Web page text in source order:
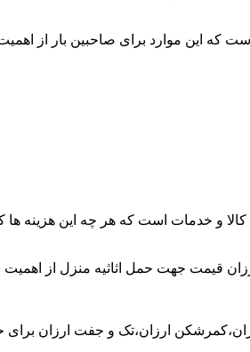
که این موارد برای صاحبین بار از
و خدمات است که هر چه این هزینه ها
قیمت جهت حمل اثاثیه منزل از اهمیت
ارزان،تک و جفت ارزان برای